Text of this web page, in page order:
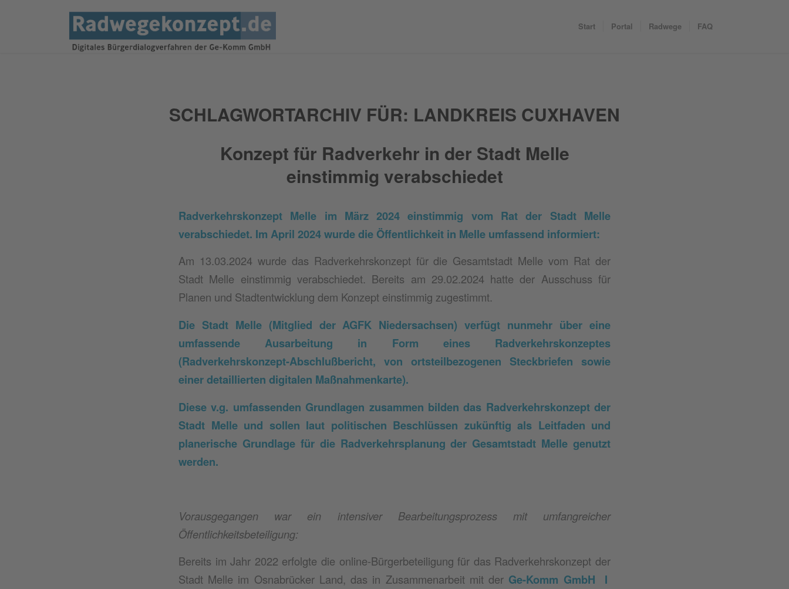
Start Portal Radwege FAQ
SCHLAGWORTARCHIV FÜR: LANDKREIS CUXHAVEN
Konzept für Radverkehr in der Stadt Melle
einstimmig verabschiedet
Radverkehrskonzept Melle im März 2024 einstimmig vom Rat der Stadt Melle
verabschiedet. Im April 2024 wurde die Öffentlichkeit in Melle umfassend informiert:
Am 13.03.2024 wurde das Radverkehrskonzept für die Gesamtstadt Melle vom Rat der
Stadt Melle einstimmig verabschiedet. Bereits am 29.02.2024 hatte der Ausschuss für
Planen und Stadtentwicklung dem Konzept einstimmig zugestimmt.
Die Stadt Melle (Mitglied der AGFK Niedersachsen) verfügt nunmehr über eine
umfassende Ausarbeitung in Form eines Radverkehrskonzeptes
(Radverkehrskonzept-Abschlußbericht, von ortsteilbezogenen Steckbriefen sowie
einer detaillierten digitalen Maßnahmenkarte).
Diese v.g. umfassenden Grundlagen zusammen bilden das Radverkehrskonzept der
Stadt Melle und sollen laut politischen Beschlüssen zukünftig als Leitfaden und
planerische Grundlage für die Radverkehrsplanung der Gesamtstadt Melle genutzt
werden.
Vorausgegangen war ein intensiver Bearbeitungsprozess mit umfangreicher
Öffentlichkeitsbeteiligung:
Bereits im Jahr 2022 erfolgte die online-Bürgerbeteiligung für das Radverkehrskonzept der
Stadt Melle im Osnabrücker Land, das in Zusammenarbeit mit der Ge-Komm GmbH I